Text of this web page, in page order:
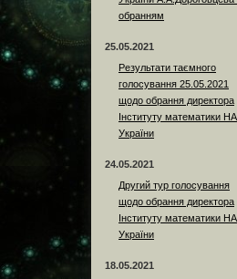
обранням
25.05.2021
Результати таємного
голосування 25.05.2021
щодо обрання директора
Інституту математики
України
24.05.2021
Другий тур голосування
щодо обрання директора
Інституту математики
України
18.05.2021